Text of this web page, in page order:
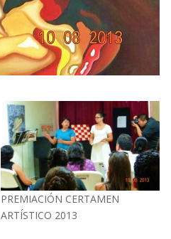
PREMIACIÓN CERTAMEN
ARTÍSTICO 2013